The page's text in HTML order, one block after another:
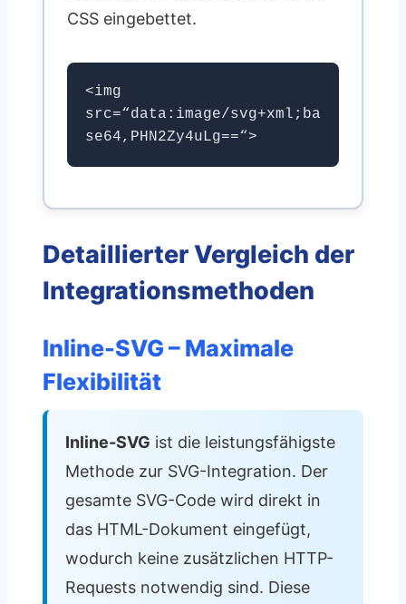
CSS eingebettet.
<img
src=“data:image/svg+xml;ba
se64,PHN2Zy4uLg==“>
Detaillierter Vergleich der
Integrationsmethoden
Inline-SVG – Maximale
Flexibilität
Inline-SVG ist die leistungsfähigste
Methode zur SVG-Integration. Der
gesamte SVG-Code wird direkt in
das HTML-Dokument eingefügt,
wodurch keine zusätzlichen HTTP-
Requests notwendig sind. Diese